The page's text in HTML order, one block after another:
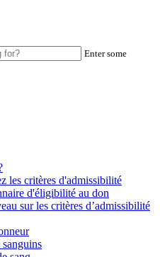
Enter some
les critères d'admissibilité
d'éligibilité au don
sur les critères d’admissibilité